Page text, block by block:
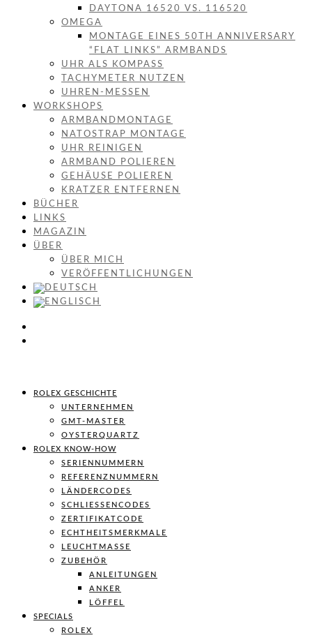
DAYTONA 16520 VS. 116520
OMEGA
MONTAGE EINES 50TH ANNIVERSARY
“FLAT LINKS” ARMBANDS
UHR ALS KOMPASS
TACHYMETER NUTZEN
UHREN-MESSEN
WORKSHOPS
ARMBANDMONTAGE
NATOSTRAP MONTAGE
UHR REINIGEN
ARMBAND POLIEREN
GEHÄUSE POLIEREN
KRATZER ENTFERNEN
BÜCHER
LINKS
MAGAZIN
ÜBER
ÜBER MICH
VERÖFFENTLICHUNGEN
ROLEX GESCHICHTE
UNTERNEHMEN
GMT-MASTER
OYSTERQUARTZ
ROLEX KNOW-HOW
SERIENNUMMERN
REFERENZNUMMERN
LÄNDERCODES
SCHLIESSENCODES
ZERTIFIKATCODE
ECHTHEITSMERKMALE
LEUCHTMASSE
ZUBEHÖR
ANLEITUNGEN
ANKER
LÖFFEL
SPECIALS
ROLEX